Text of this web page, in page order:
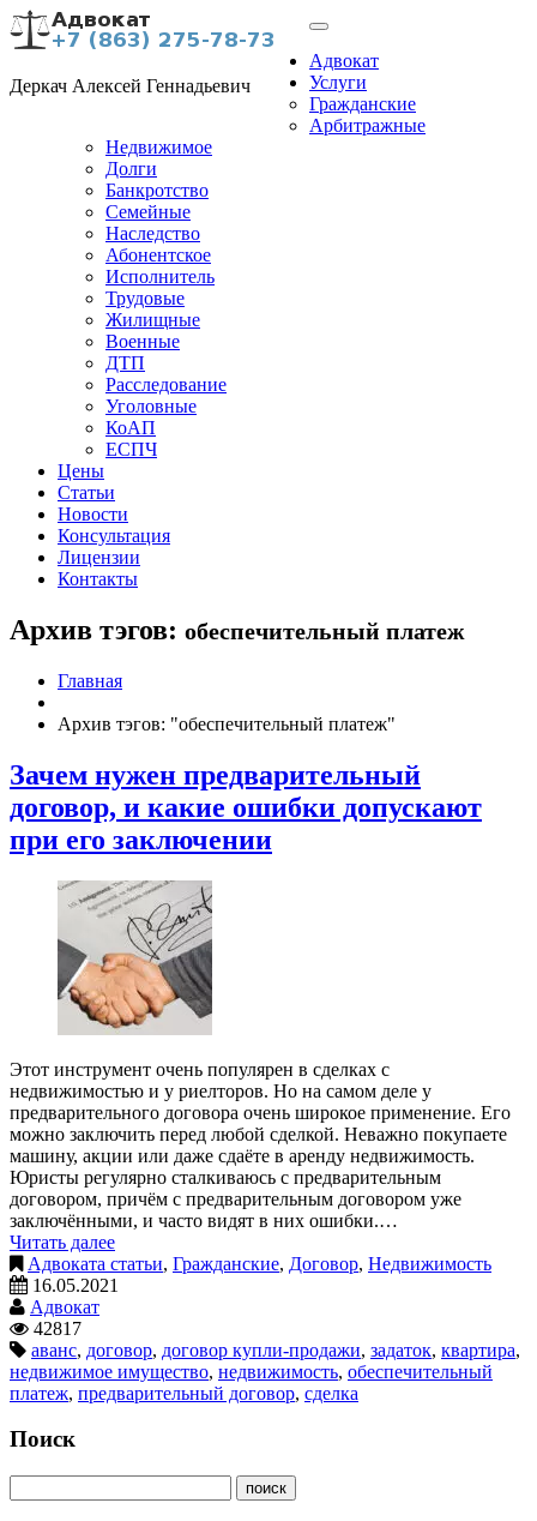
Деркач Алексей Геннадьевич
Адвокат
Услуги
Гражданские
Арбитражные
Недвижимое
Долги
Банкротство
Семейные
Наследство
Абонентское
Исполнитель
Трудовые
Жилищные
Военные
ДТП
Расследование
Уголовные
КоАП
ЕСПЧ
Цены
Статьи
Новости
Консультация
Лицензии
Контакты
Архив тэгов: обеспечительный платеж
Главная
Архив тэгов: "обеспечительный платеж"
Зачем нужен предварительный
договор, и какие ошибки допускают
при его заключении
Этот инструмент очень популярен в сделках с
недвижимостью и у риелторов. Но на самом деле у
предварительного договора очень широкое применение. Его
можно заключить перед любой сделкой. Неважно покупаете
машину, акции или даже сдаёте в аренду недвижимость.
Юристы регулярно сталкиваюсь с предварительным
договором, причём с предварительным договором уже
заключёнными, и часто видят в них ошибки.…
Читать далее
Адвоката статьи, Гражданские, Договор, Недвижимость
16.05.2021
Адвокат
42817
аванс, договор, договор купли-продажи, задаток, квартира,
недвижимое имущество, недвижимость, обеспечительный
платеж, предварительный договор, сделка
Поиск